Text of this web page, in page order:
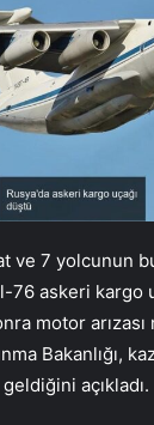
ve 7 yolcunun
76 askeri kargo
motor
Bakanlığı,
açıkladı.